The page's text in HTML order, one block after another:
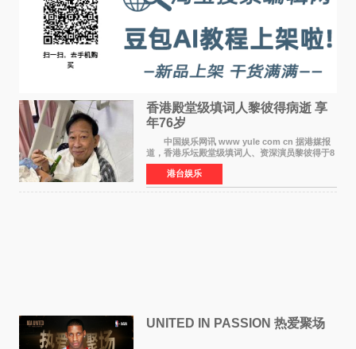
香港殿堂级填词人黎彼得病逝 享
年76岁​
中国娱乐网讯 www yule com cn 据港媒报
道，香港乐坛殿堂级填词人、资深演员黎彼得于8
月5日上午因病离世，终年76岁。好友钟志光透
露，黎彼得今年3月中风后便卧床休养，身体机能
持续衰退，最
港台娱乐
UNITED IN PASSION 热爱聚场